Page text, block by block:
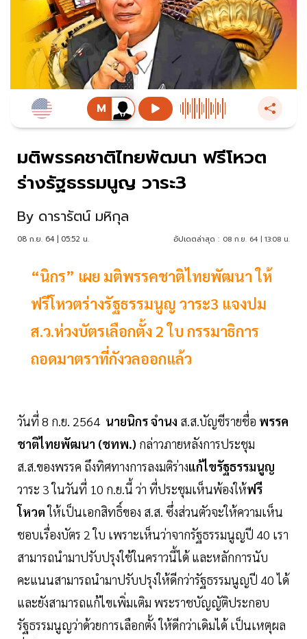
มติพรรคชาติไทยพัฒนา ​ฟรีโหวต
ร่างรัฐธรรมนูญ ​​วาระ3​
By ดารารัตน์ มหิกุล
08 ก.ย. 64 | 05:52 น. อัปเดตล่าสุด : 08 ก.ย. 64 | 13:08 น.
“นิกร” เผย​ มติพรรคชาติไทยพัฒนา​ ให้
ฟรีโหวตร่างรัฐธรรมนูญ ​วาระ3​ แจงปม ​
ส.ว.ห่วงบัตรเลือกตั้ง 2 ใบ กรรมาธิการ
ถอดมาตราที่กังวลออกแล้ว
วันที่ 8 ก.ย. 2564 นายนิกร​ จำนง​ ส.ส.บัญชีรายชื่อ​ พรรค
ชาติไทยพัฒนา​ (ชทพ.)​ กล่าวภายหลังการประชุม​
ส.ส.ของ​พรรค​ ถึงทิศทางการลงมติร่างแก้ไขรัฐธรรมนูญ
วาระ​ 3​ ในวันที่​ 10​ ก.ย.นี้ ว่า​ ที่ประชุมเห็นพ้องให้ฟรี
โหวตให้เป็นเอกสิทธิ์ของ ส.ส. ซึ่งส่วนตัวจะให้ความเห็น
ชอบเรื่องบัตร 2 ใบ เพราะเห็นว่าจากรัฐธรรมนูญปี 40 เรา
สามารถนำมาปรับปรุงใช้ในคราวนี้ได้ และหลักการนับ
คะแนนสามารถนำมาปรับปรุงให้ดีกว่ารัฐธรรมนูญปี 40 ได้​
และยังสามารถแก้ไขเพิ่มเติม พระราชบัญญัติประกอบ
รัฐธรรมนูญว่าด้วยการเลือกตั้ง ให้ดีกว่าเดิมได้ เป็นเหตุผล